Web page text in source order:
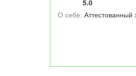
5.0
О себе: Аттестованный